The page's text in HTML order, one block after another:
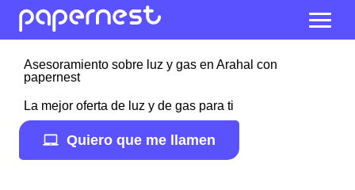
Asesoramiento sobre luz y gas en Arahal con
papernest
La mejor oferta de luz y de gas para ti
Quiero que me llamen